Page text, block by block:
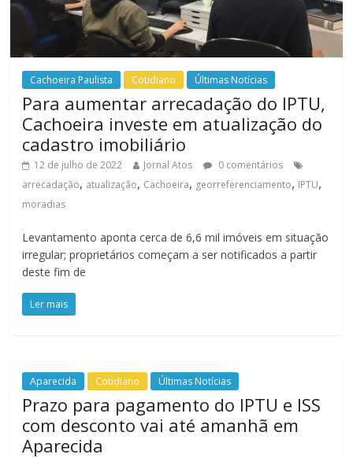
Cachoeira Paulista Cotidiano Últimas Notícias
Para aumentar arrecadação do IPTU,
Cachoeira investe em atualização do
cadastro imobiliário
12 de julho de 2022 Jornal Atos
0 comentários
arrecadação, atualização, Cachoeira, georreferenciamento, IPTU,
moradias
Levantamento aponta cerca de 6,6 mil imóveis em situação
irregular; proprietários começam a ser notificados a partir
deste fim de
Ler mais
Aparecida Cotidiano Últimas Notícias
Prazo para pagamento do IPTU e ISS
com desconto vai até amanhã em
Aparecida